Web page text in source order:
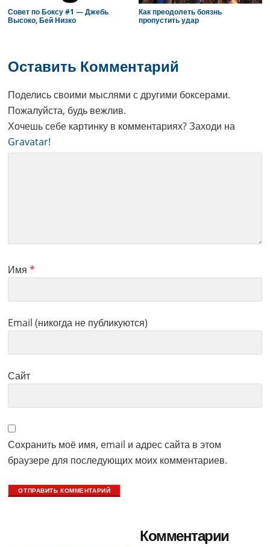
Совет по Боксу #1 — Джебь
Высоко, Бей Низко
Как преодолеть боязнь
пропустить удар
Interactions
Оставить Комментарий
Поделись своими мыслями с другими боксерами.
Пожалуйста, будь вежлив.
Хочешь себе картинку в комментариях? Заходи на
Gravatar!
Имя *
Email (никогда не публикуются)
Сайт
Сохранить моё имя, email и адрес сайта в этом
браузере для последующих моих комментариев.
Комментарии